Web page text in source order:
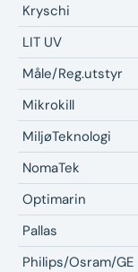
Kryschi
LIT UV
Måle/Reg.utstyr
Mikrokill
MiljøTeknologi
NomaTek
Optimarin
Pallas
Philips/Osram/GE